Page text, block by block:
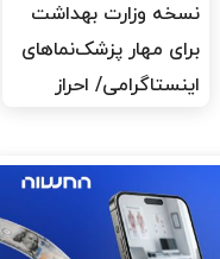
نسخه وزارت بهداشت
برای مهار پزشک‌نماهای
اینستاگرامی/ احراز